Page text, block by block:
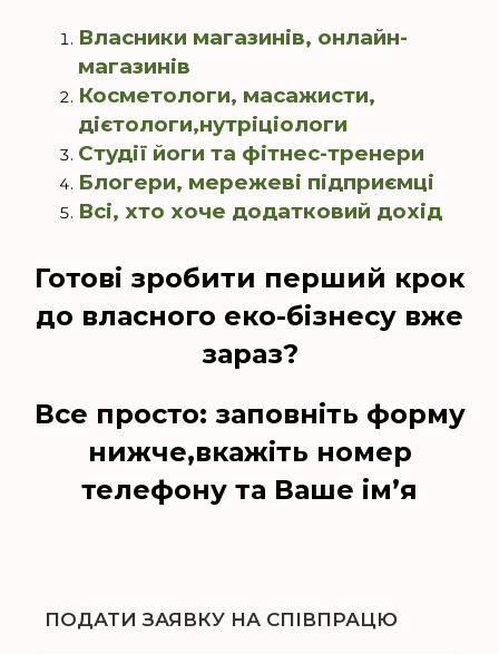
Власники магазинів, онлайн-
магазинів
Косметологи, масажисти,
дієтологи,нутріціологи
Студії йоги та фітнес-тренери
Блогери, мережеві підприємці
Всі, хто хоче додатковий дохід
Готові зробити перший крок
до власного еко-бізнесу вже
зараз?
Все просто: заповніть форму
нижче,вкажіть номер
телефону та Ваше імʼя
ПОДАТИ ЗАЯВКУ НА СПІВПРАЦЮ